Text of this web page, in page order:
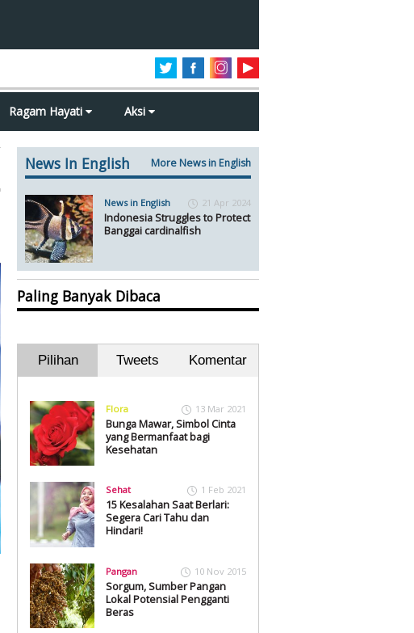
Ragam Hayati Aksi
News In English More News in English
News in English 21 Apr 2024
Indonesia Struggles to Protect
Banggai cardinalfish
Paling Banyak Dibaca
Pilihan Tweets Komentar
Flora 13 Mar 2021
Bunga Mawar, Simbol Cinta
yang Bermanfaat bagi
Kesehatan
Sehat 1 Feb 2021
15 Kesalahan Saat Berlari:
Segera Cari Tahu dan
Hindari!
Pangan 10 Nov 2015
Sorgum, Sumber Pangan
Lokal Potensial Pengganti
Beras